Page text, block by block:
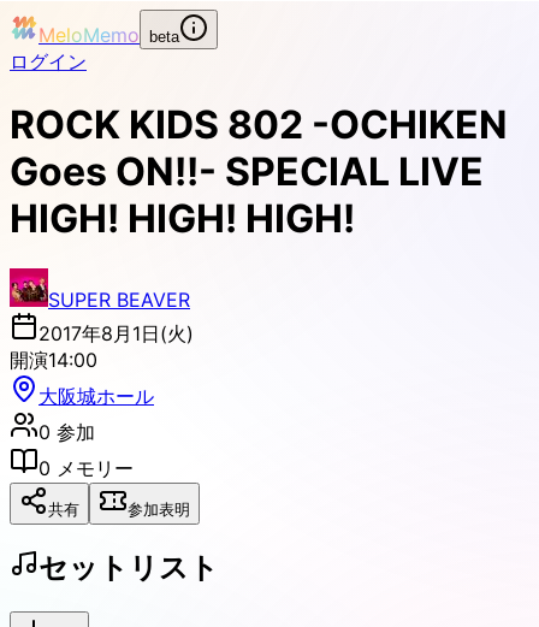
MeloMemo beta
ログイン
ROCK KIDS 802 -OCHIKEN
Goes ON!!- SPECIAL LIVE
HIGH! HIGH! HIGH!
SUPER BEAVER
2017年8月1日(火)
開演14:00
大阪城ホール
0 参加
0 メモリー
共有 参加表明
セットリスト